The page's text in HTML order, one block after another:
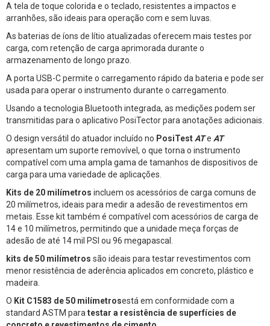
A tela de toque colorida e o teclado, resistentes a impactos e
arranhões, são ideais para operação com e sem luvas.
As baterias de íons de lítio atualizadas oferecem mais testes por
carga, com retenção de carga aprimorada durante o
armazenamento de longo prazo.
A porta USB-C permite o carregamento rápido da bateria e pode ser
usada para operar o instrumento durante o carregamento.
Usando a tecnologia Bluetooth integrada, as medições podem ser
transmitidas para o aplicativo PosiTector para anotações adicionais.
O design versátil do atuador incluído no PosiTest ATe AT
apresentam um suporte removível, o que torna o instrumento
compatível com uma ampla gama de tamanhos de dispositivos de
carga para uma variedade de aplicações.
Kits de 20 milímetros incluem os acessórios de carga comuns de
20 milímetros, ideais para medir a adesão de revestimentos em
metais. Esse kit também é compatível com acessórios de carga de
14 e 10 milímetros, permitindo que a unidade meça forças de
adesão de até 14 mil PSI ou 96 megapascal.
kits de 50 milímetros são ideais para testar revestimentos com
menor resistência de aderência aplicados em concreto, plástico e
madeira.
O Kit C1583 de 50 milímetrosestá em conformidade com a
standard ASTM para testar a resistência de superfícies de